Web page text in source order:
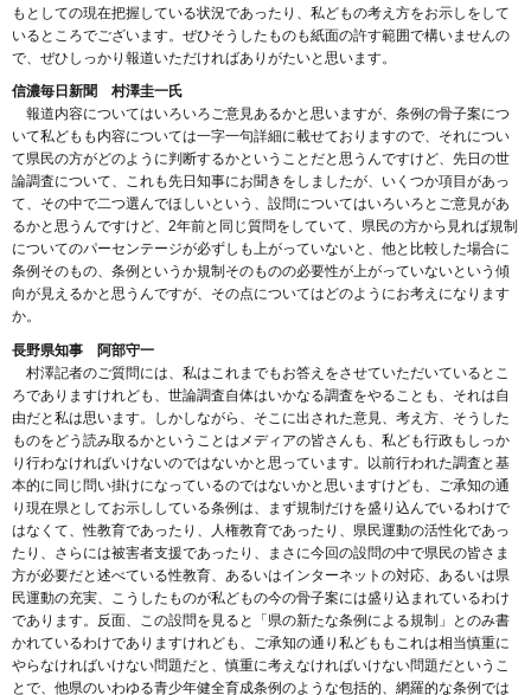
もとしての現在把握している状況であったり、私どもの考え方をお示しをして
いるところでございます。ぜひそうしたものも紙面の許す範囲で構いませんの
で、ぜひしっかり報道いただければありがたいと思います。
信濃毎日新聞 村澤圭一氏
報道内容についてはいろいろご意見あるかと思いますが、条例の骨子案につ
いて私どもも内容については一字一句詳細に載せておりますので、それについ
て県民の方がどのように判断するかということだと思うんですけど、先日の世
論調査について、これも先日知事にお聞きをしましたが、いくつか項目があっ
て、その中で二つ選んでほしいという、設問についてはいろいろとご意見があ
るかと思うんですけど、2年前と同じ質問をしていて、県民の方から見れば規制
についてのパーセンテージが必ずしも上がっていないと、他と比較した場合に
条例そのもの、条例というか規制そのものの必要性が上がっていないという傾
向が見えるかと思うんですが、その点についてはどのようにお考えになります
か。
長野県知事 阿部守一
村澤記者のご質問には、私はこれまでもお答えをさせていただいているとこ
ろでありますけれども、世論調査自体はいかなる調査をやることも、それは自
由だと私は思います。しかしながら、そこに出された意見、考え方、そうした
ものをどう読み取るかということはメディアの皆さんも、私ども行政もしっか
り行わなければいけないのではないかと思っています。以前行われた調査と基
本的に同じ問い掛けになっているのではないかと思いますけども、ご承知の通
り現在県としてお示ししている条例は、まず規制だけを盛り込んでいるわけで
はなくて、性教育であったり、人権教育であったり、県民運動の活性化であっ
たり、さらには被害者支援であったり、まさに今回の設問の中で県民の皆さま
方が必要だと述べている性教育、あるいはインターネットの対応、あるいは県
民運動の充実、こうしたものが私どもの今の骨子案には盛り込まれているわけ
であります。反面、この設問を見ると「県の新たな条例による規制」とのみ書
かれているわけでありますけれども、ご承知の通り私どももこれは相当慎重に
やらなければいけない問題だと、慎重に考えなければいけない問題だというこ
とで、他県のいわゆる青少年健全育成条例のような包括的、網羅的な条例では